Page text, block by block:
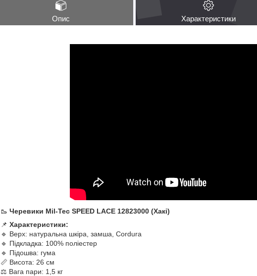
Опис Характеристики
🥾 Черевики Mil-Tec SPEED LACE 12823000 (Хакі)
📌 Характеристики:
🔹 Верх: натуральна шкіра, замша, Cordura
🔹 Підкладка: 100% поліестер
🔹 Підошва: гума
📏 Висота: 26 см
⚖️ Вага пари: 1,5 кг